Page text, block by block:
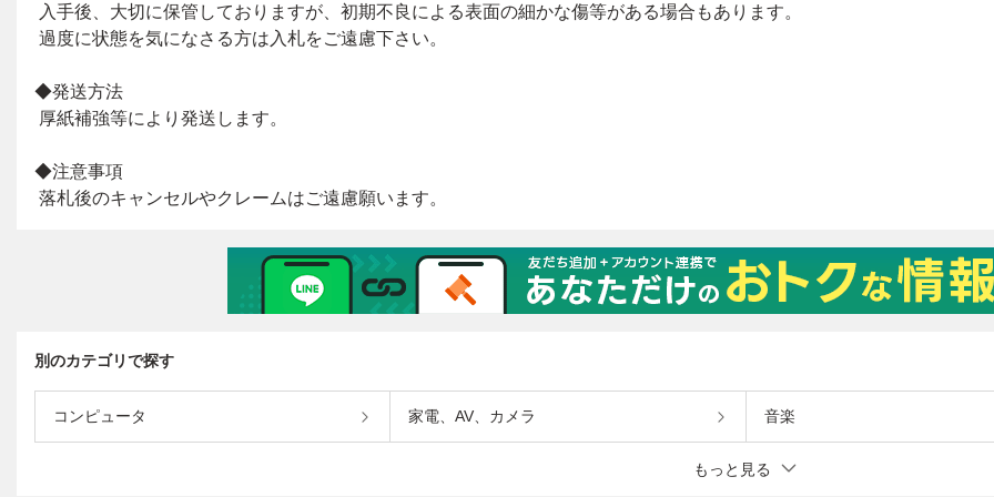
別のカテゴリで探す
コンピュータ 家電、AV、カメラ 音楽
もっと見る